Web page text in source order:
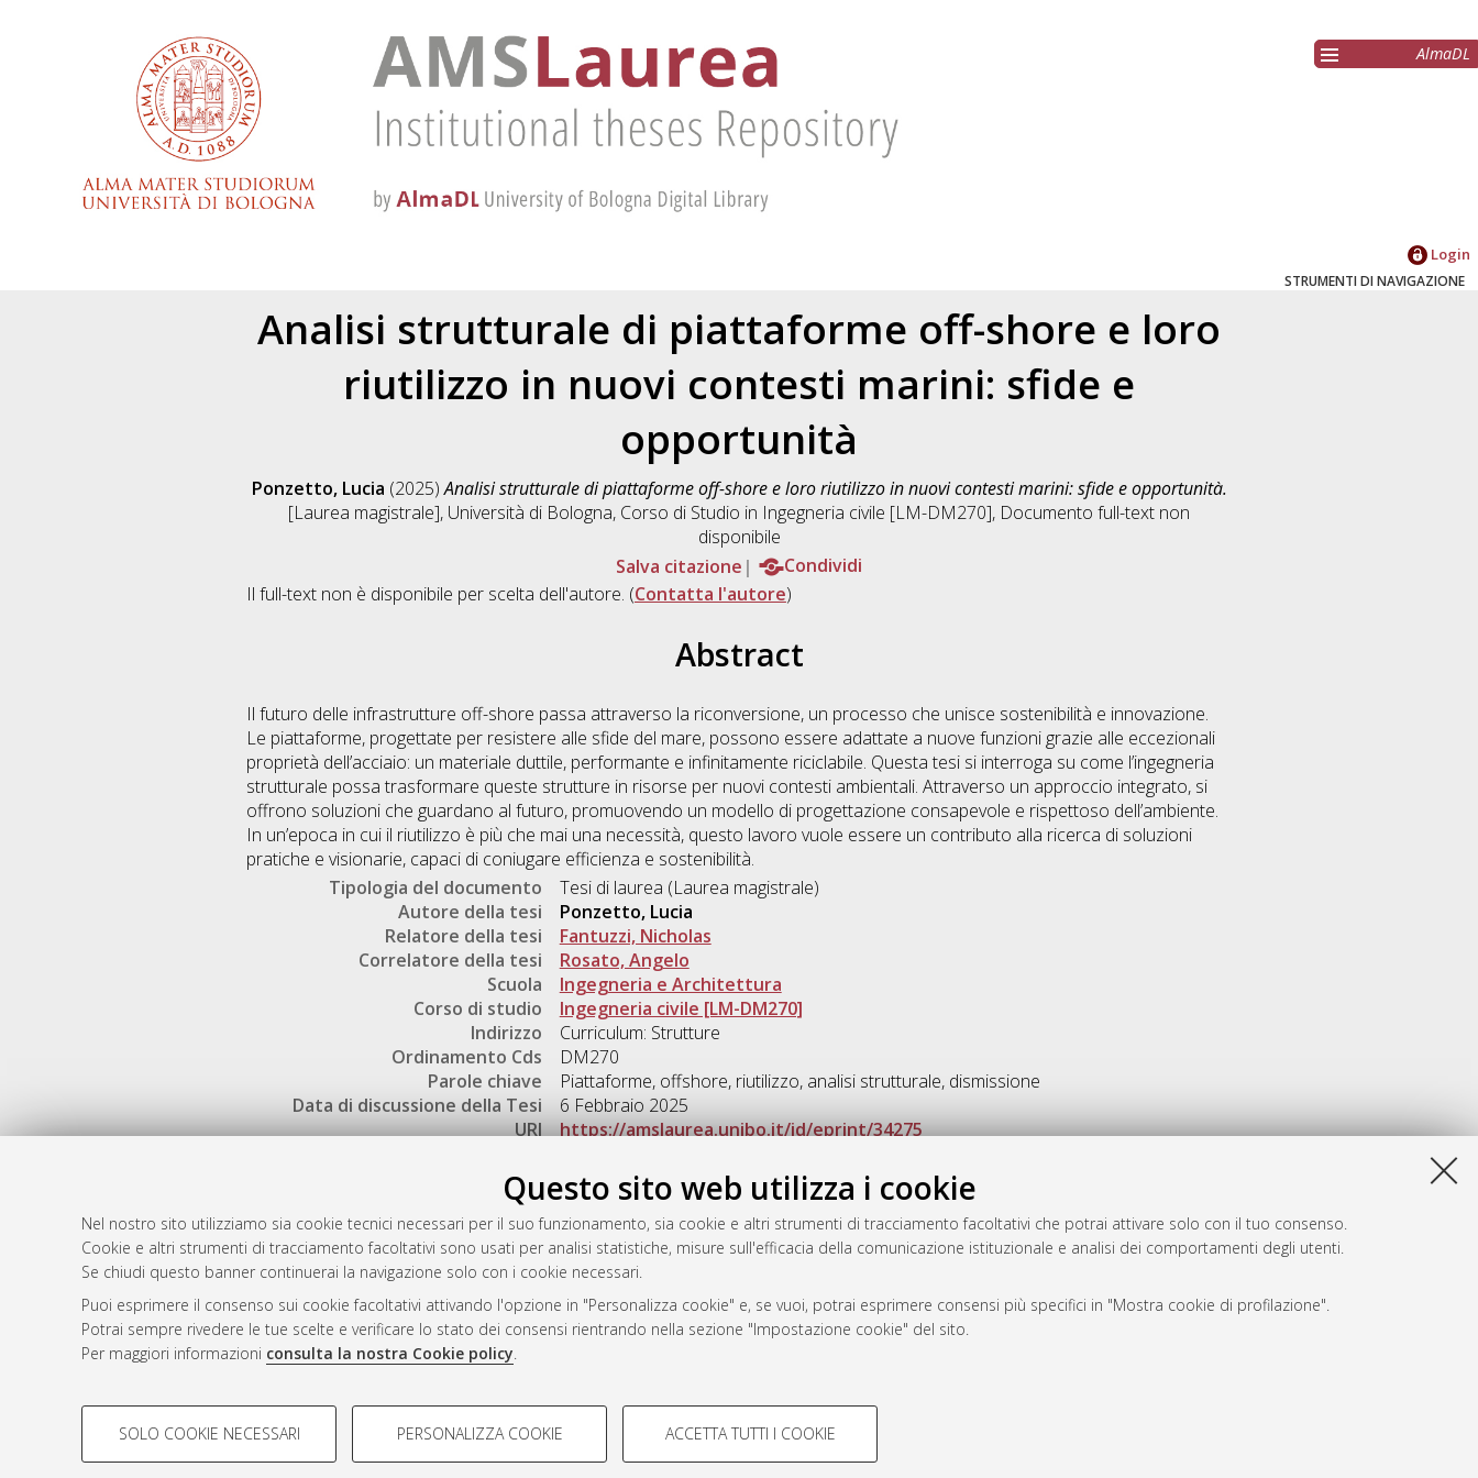
Questo sito web utilizza i cookie
Nel nostro sito utilizziamo sia cookie tecnici necessari per il suo funzionamento, sia cookie e altri strumenti di tracciamento facoltativi che potrai attivare solo con il tuo consenso.
Cookie e altri strumenti di tracciamento facoltativi sono usati per analisi statistiche, misure sull'efficacia della comunicazione istituzionale e analisi dei comportamenti degli utenti.
Se chiudi questo banner continuerai la navigazione solo con i cookie necessari.
Puoi esprimere il consenso sui cookie facoltativi attivando l'opzione in "Personalizza cookie" e, se vuoi, potrai esprimere consensi più specifici in "Mostra cookie di profilazione".
Potrai sempre rivedere le tue scelte e verificare lo stato dei consensi rientrando nella sezione "Impostazione cookie" del sito.
Per maggiori informazioni consulta la nostra Cookie policy.
COOKIE DI PROFILAZIONE - FACOLTATIVI COOKIE TECNICI - NECESSARI
SOLO COOKIE NECESSARI PERSONALIZZA COOKIE ACCETTA TUTTI I COOKIE
AlmaDL
Login
STRUMENTI DI NAVIGAZIONE
Analisi strutturale di piattaforme off-shore e loro
riutilizzo in nuovi contesti marini: sfide e
opportunità
Ponzetto, Lucia (2025)Analisi strutturale di piattaforme off-shore e loro riutilizzo in nuovi contesti marini: sfide e opportunità.
[Laurea magistrale], Università di Bologna, Corso di Studio in Ingegneria civile [LM-DM270], Documento full-text non
disponibile
Salva citazione
Condividi
Il full-text non è disponibile per scelta dell'autore. (Contatta l'autore)
Abstract
Il futuro delle infrastrutture off-shore passa attraverso la riconversione, un processo che unisce sostenibilità e innovazione.
Le piattaforme, progettate per resistere alle sfide del mare, possono essere adattate a nuove funzioni grazie alle eccezionali
proprietà dell’acciaio: un materiale duttile, performante e infinitamente riciclabile. Questa tesi si interroga su come l’ingegneria
strutturale possa trasformare queste strutture in risorse per nuovi contesti ambientali. Attraverso un approccio integrato, si
offrono soluzioni che guardano al futuro, promuovendo un modello di progettazione consapevole e rispettoso dell’ambiente.
In un’epoca in cui il riutilizzo è più che mai una necessità, questo lavoro vuole essere un contributo alla ricerca di soluzioni
pratiche e visionarie, capaci di coniugare efficienza e sostenibilità.
Tipologia del documento
Tesi di laurea (Laurea magistrale)
Autore della tesi
Ponzetto, Lucia
Relatore della tesi
Fantuzzi, Nicholas
Correlatore della tesi
Rosato, Angelo
Scuola
Ingegneria e Architettura
Corso di studio
Ingegneria civile [LM-DM270]
Indirizzo
Curriculum: Strutture
Ordinamento Cds
DM270
Parole chiave
Piattaforme, offshore, riutilizzo, analisi strutturale, dismissione
Data di discussione della Tesi
6 Febbraio 2025
URI
https://amslaurea.unibo.it/id/eprint/34275
Gestione del documento:
Atom
Rss 1.0
Rss 2.0
AMS Laurea
Servizio implementato e gestito da
Impostazioni Cookie
Informativa sulla privacy
Condizioni d’uso del sito